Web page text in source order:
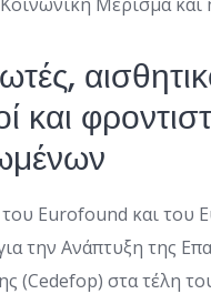
και
Eurofound και του
την Ανάπτυξη της
(Cedefop) στα τέλη